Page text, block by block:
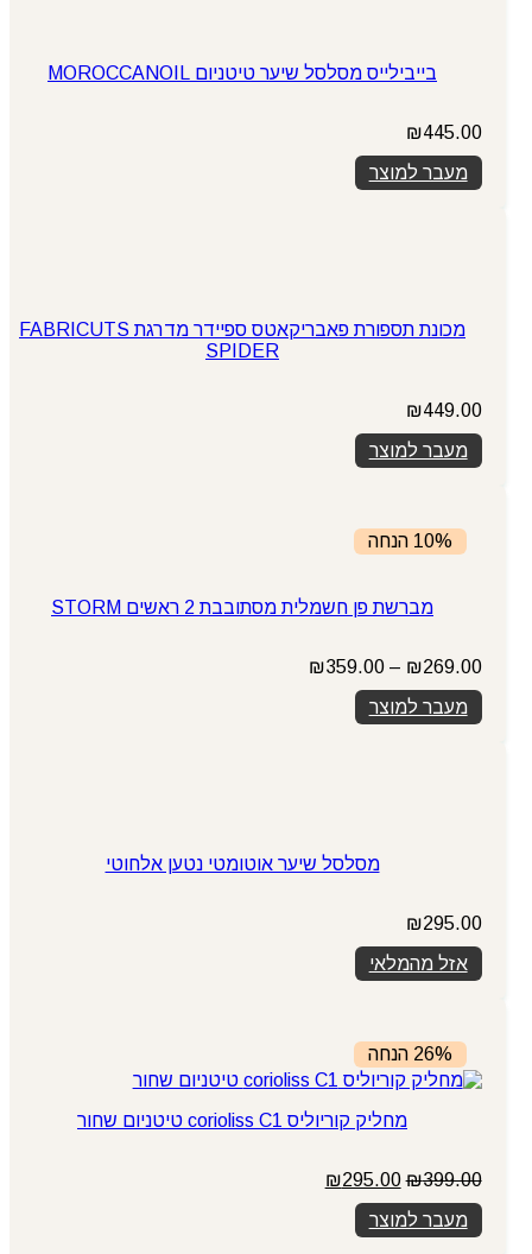
בייבילייס מסלסל שיער טיטניום MOROCCANOIL
₪445.00
מעבר למוצר
מכונת תספורת פאבריקאטס ספיידר מדרגת FABRICUTS
SPIDER
₪449.00
מעבר למוצר
10% הנחה
מברשת פן חשמלית מסתובבת 2 ראשים STORM
₪269.00
–
₪359.00
מעבר למוצר
מסלסל שיער אוטומטי נטען אלחוטי
₪295.00
אזל מהמלאי
26% הנחה
מחליק קוריוליס corioliss C1 טיטניום שחור
₪399.00
המחיר
המקורי
היה:
₪399.00.
₪295.00
מעבר למוצר